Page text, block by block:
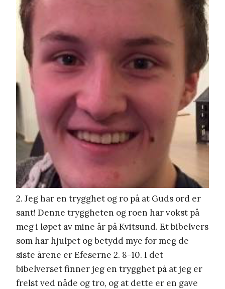
2. Jeg har en trygghet og ro på at Guds ord er
sant! Denne tryggheten og roen har vokst på
meg i løpet av mine år på Kvitsund. Et bibelvers
som har hjulpet og betydd mye for meg de
siste årene er Efeserne 2. 8-10. I det
bibelverset finner jeg en trygghet på at jeg er
frelst ved nåde og tro, og at dette er en gave